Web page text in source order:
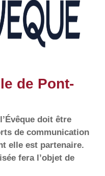
de Pont-
doit être
de communication
elle est partenaire.
fera l’objet de